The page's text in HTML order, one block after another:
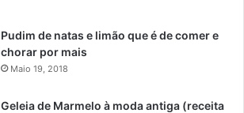
Pudim de natas e limão que é de comer e
chorar por mais
Maio 19, 2018
Geleia de Marmelo à moda antiga (receita